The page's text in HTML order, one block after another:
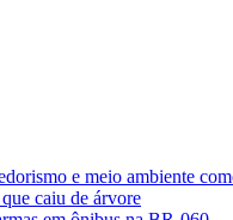
e meio ambiente
caiu de árvore